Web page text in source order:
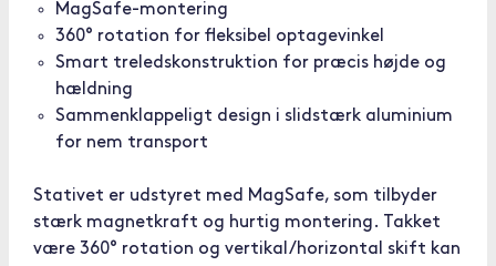
MagSafe-montering
360° rotation for fleksibel optagevinkel
Smart treledskonstruktion for præcis højde og
hældning
Sammenklappeligt design i slidstærk aluminium
for nem transport
Stativet er udstyret med MagSafe, som tilbyder
stærk magnetkraft og hurtig montering. Takket
være 360° rotation og vertikal/horizontal skift kan